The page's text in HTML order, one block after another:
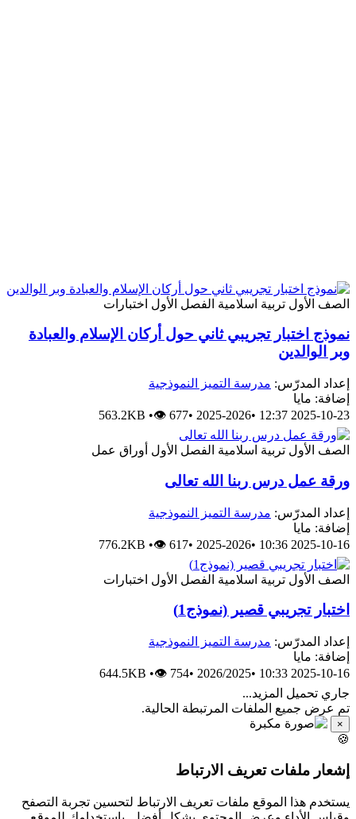
الصف الأول تربية اسلامية الفصل الأول اختبارات
نموذج اختبار تجريبي ثاني حول أركان الإسلام والعبادة
وبر الوالدين
إعداد المدرّس: مدرسة التميز النموذجية
إضافة: مايا
2025-10-23 12:37
•
2025-2026
•
563.2KB •👁 677
الصف الأول تربية اسلامية الفصل الأول أوراق عمل
ورقة عمل درس ربنا الله تعالى
إعداد المدرّس: مدرسة التميز النموذجية
إضافة: مايا
2025-10-16 10:36
•
2025-2026
•
776.2KB •👁 617
الصف الأول تربية اسلامية الفصل الأول اختبارات
اختبار تجريبي قصير (نموذج1)
إعداد المدرّس: مدرسة التميز النموذجية
إضافة: مايا
2025-10-16 10:33
•
2026/2025
•
644.5KB •👁 754
جاري تحميل المزيد...
تم عرض جميع الملفات المرتبطة الحالية.
×
🍪
إشعار ملفات تعريف الارتباط
يستخدم هذا الموقع ملفات تعريف الارتباط لتحسين تجربة التصفح